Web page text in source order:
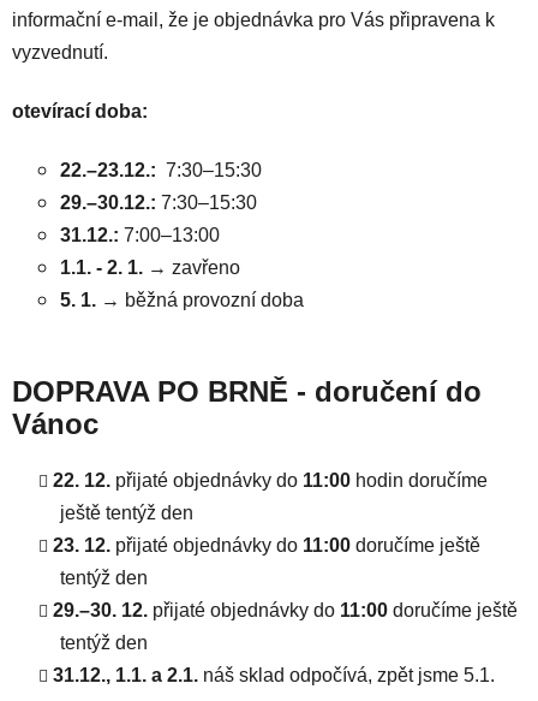
informační e-mail, že je objednávka pro Vás připravena k
vyzvednutí.
otevírací doba:
22.–23.12.: 7:30–15:30
29.–30.12.: 7:30–15:30
31.12.: 7:00–13:00
1.1. - 2. 1. → zavřeno
5. 1. → běžná provozní doba
DOPRAVA PO BRNĚ - doručení do
Vánoc
22. 12. přijaté objednávky do 11:00 hodin doručíme
ještě tentýž den
23. 12. přijaté objednávky do 11:00 doručíme ještě
tentýž den
29.–30. 12. přijaté objednávky do 11:00 doručíme ještě
tentýž den
31.12., 1.1. a 2.1. náš sklad odpočívá, zpět jsme 5.1.